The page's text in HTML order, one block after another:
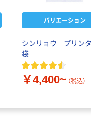
バリエーション
シンリョウ プリン
袋
￥4,400~ （税込）